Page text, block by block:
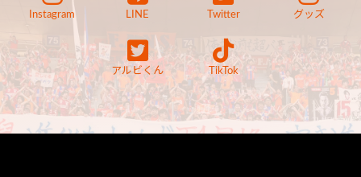
Instagram LINE Twitter グッズ
アルビくん TikTok